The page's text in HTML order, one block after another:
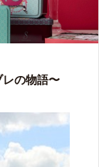
の物語〜